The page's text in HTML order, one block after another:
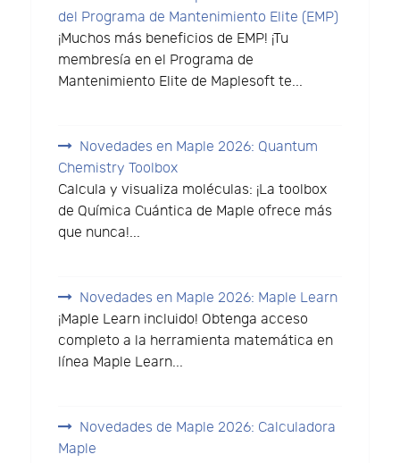
del Programa de Mantenimiento Elite (EMP)
¡Muchos más beneficios de EMP! ¡Tu
membresía en el Programa de
Mantenimiento Elite de Maplesoft te...
Novedades en Maple 2026: Quantum
Chemistry Toolbox
Calcula y visualiza moléculas: ¡La toolbox
de Química Cuántica de Maple ofrece más
que nunca!...
Novedades en Maple 2026: Maple Learn
¡Maple Learn incluido! Obtenga acceso
completo a la herramienta matemática en
línea Maple Learn...
Novedades de Maple 2026: Calculadora
Maple